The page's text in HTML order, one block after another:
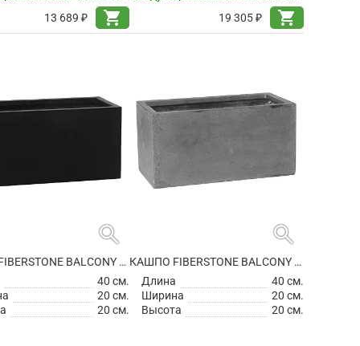
13 689 ₽
shopping_cart
19 305 ₽
shopping_cart
search
КАШПО FIBERSTONE BALCONY XS BLACK
40 см.
20 см.
20 см.
search
КАШПО FIBERSTONE BALCONY XS GREY
Длина
40 см.
Ширина
20 см.
Высота
20 см.